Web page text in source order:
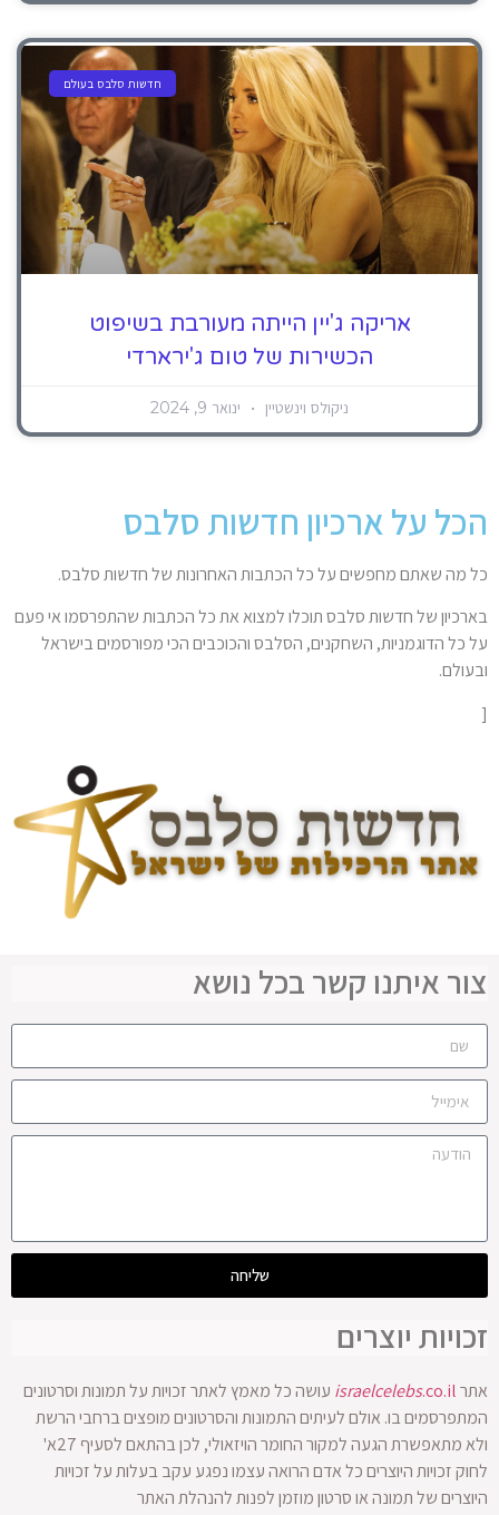
חדשות סלבס בעולם
אריקה ג'יין הייתה מעורבת בשיפוט
הכשירות של טום ג'ירארדי
ניקולס וינשטיין ינואר 9, 2024
הכל על ארכיון חדשות סלבס
כל מה שאתם מחפשים על כל הכתבות האחרונות של חדשות סלבס.
בארכיון של חדשות סלבס תוכלו למצוא את כל הכתבות שהתפרסמו אי פעם
על כל הדוגמניות, השחקנים, הסלבס והכוכבים הכי מפורסמים בישראל
ובעולם.
[
צור איתנו קשר בכל נושא
שליחה
זכויות יוצרים
אתר israelcelebs.co.il
עושה כל מאמץ לאתר זכויות על תמונות וסרטונים
המתפרסמים בו. אולם לעיתים התמונות והסרטונים מופצים ברחבי הרשת
ולא מתאפשרת הגעה למקור החומר הויזאולי, לכן בהתאם לסעיף 27א'
לחוק זכויות היוצרים כל אדם הרואה עצמו נפגע עקב בעלות על זכויות
היוצרים של תמונה או סרטון מוזמן לפנות להנהלת האתר